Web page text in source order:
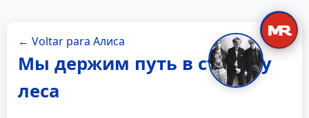
← Voltar para Алиса
Мы держим путь в сторону
леса